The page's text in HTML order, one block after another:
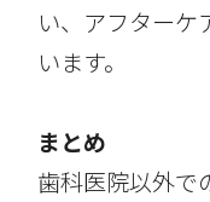
い、アフターケ
います。
まとめ
歯科医院以外で